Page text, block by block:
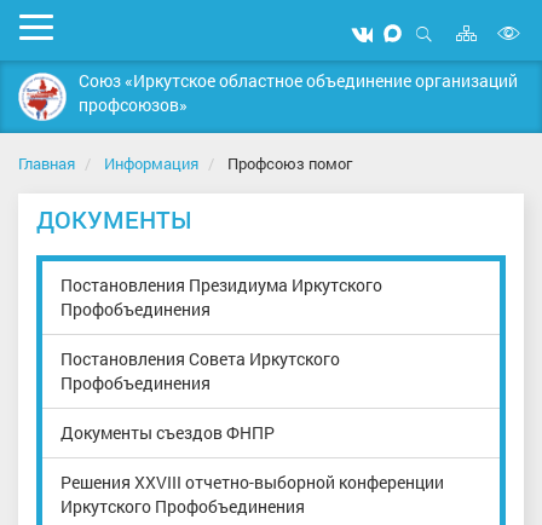
Мобильное
меню
Мы
вконтакте
Мы
в
MAX
Открыть
поиск
Карта
сайта
Союз «Иркутское областное объединение организаций
профсоюзов»
Главная Информация Профсоюз помог
ДОКУМЕНТЫ
Постановления Президиума Иркутского
Профобъединения
Постановления Совета Иркутского
Профобъединения
Документы съездов ФНПР
Решения XXVIII отчетно-выборной конференции
Иркутского Профобъединения